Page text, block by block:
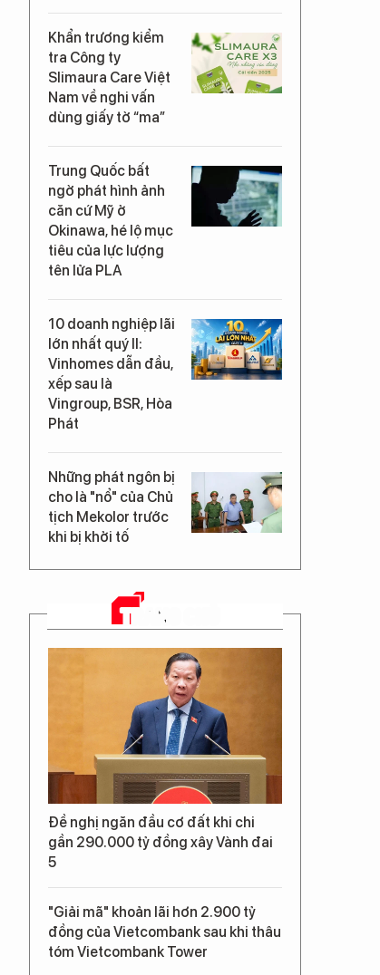
Khẩn trương kiểm
tra Công ty
Slimaura Care Việt
Nam về nghi vấn
dùng giấy tờ “ma”
Trung Quốc bất
ngờ phát hình ảnh
căn cứ Mỹ ở
Okinawa, hé lộ mục
tiêu của lực lượng
tên lửa PLA
10 doanh nghiệp lãi
lớn nhất quý II:
Vinhomes dẫn đầu,
xếp sau là
Vingroup, BSR, Hòa
Phát
Những phát ngôn bị
cho là "nổ" của Chủ
tịch Mekolor trước
khi bị khởi tố
TRANG CHỦ
Đề nghị ngăn đầu cơ đất khi chi
gần 290.000 tỷ đồng xây Vành đai
5
"Giải mã" khoản lãi hơn 2.900 tỷ
đồng của Vietcombank sau khi thâu
tóm Vietcombank Tower